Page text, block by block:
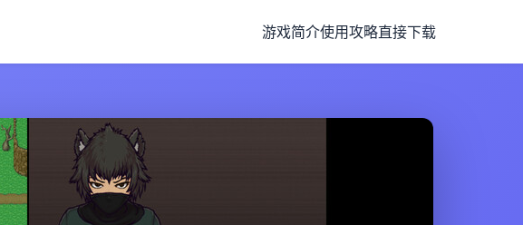
游戏简介使用攻略直接下载